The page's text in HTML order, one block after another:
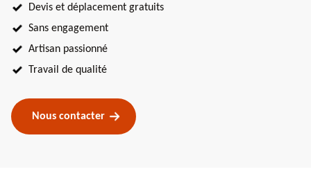
Devis et déplacement gratuits
Sans engagement
Artisan passionné
Travail de qualité
Nous contacter